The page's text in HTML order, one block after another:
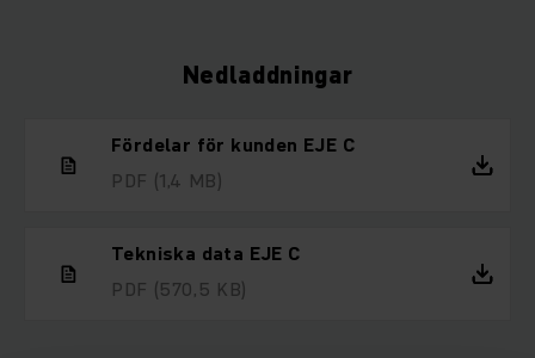
Nedladdningar
Fördelar för kunden EJE C
PDF (1,4 MB)
Tekniska data EJE C
PDF (570,5 KB)